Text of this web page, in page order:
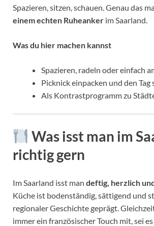
Spazieren, sitzen, schauen. Genau das
einem echten Ruheanker im Saarland.
Was du hier machen kannst
Spazieren, radeln oder einfach
Picknick einpacken und den Tag
Als Kontrastprogramm zu
Was isst man im
richtig gern
Im Saarland isst man deftig, herzlich
Küche ist bodenständig, sättigend und
regionaler Geschichte geprägt.
immer ein französischer Touch mit, sei